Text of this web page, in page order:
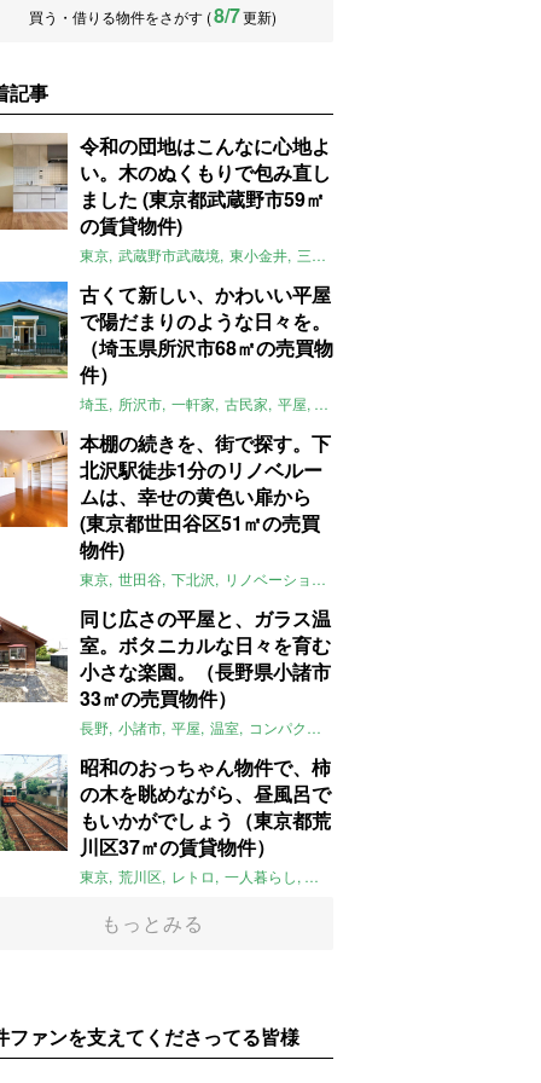
買う・借りる物件をさがす (8/7更新)
記事
令和の団地はこんなに心地よ
い。木のぬくもりで包み直し
ました (東京都武蔵野市59㎡
の賃貸物件)
東京 武蔵野市武蔵境 東小金井 三鷹
古くて新しい、かわいい平屋
で陽だまりのような日々を。
（埼玉県所沢市68㎡の売買物
件）
埼玉 所沢市 一軒家 古民家 平屋 庭
本棚の続きを、街で探す。下
北沢駅徒歩1分のリノベルー
ムは、幸せの黄色い扉から
(東京都世田谷区51㎡の売買
物件)
東京 世田谷 下北沢 リノベーション
同じ広さの平屋と、ガラス温
室。ボタニカルな日々を育む
小さな楽園。（長野県小諸市
33㎡の売買物件）
長野 小諸市 平屋 温室 コンパクト
昭和のおっちゃん物件で、柿
の木を眺めながら、昼風呂で
もいかがでしょう（東京都荒
川区37㎡の賃貸物件）
東京 荒川区 レトロ 一人暮らし タイル
もっとみる
ファンを支えてくださってる皆様